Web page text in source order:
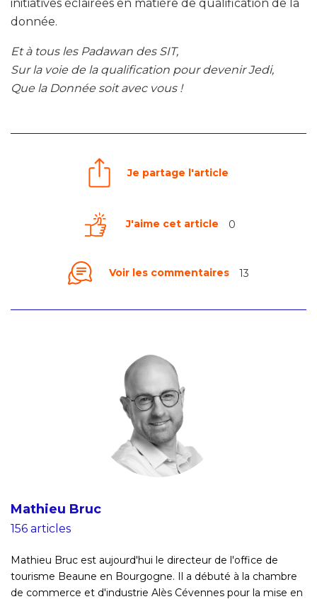
initiatives éclairées en matière de qualification de la
donnée.
Et à tous les Padawan des SIT,
Sur la voie de la qualification pour devenir Jedi,
Que la Donnée soit avec vous !
Je partage l'article
J'aime cet article 0
Voir les commentaires 13
Mathieu Bruc
156 articles
Mathieu Bruc est aujourd'hui le directeur de l'office de
tourisme Beaune en Bourgogne. Il a débuté à la chambre
de commerce et d'industrie Alès Cévennes pour la mise en